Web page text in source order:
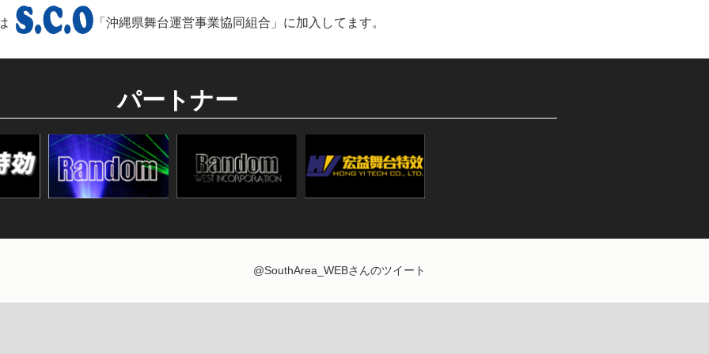
「沖縄県舞台運営事業協同組合」に加入してます。
パートナー
@SouthArea_WEBさんのツイート